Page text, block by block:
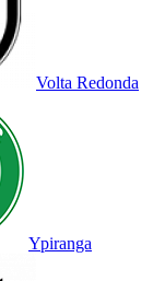
Volta Redonda
Ypiranga